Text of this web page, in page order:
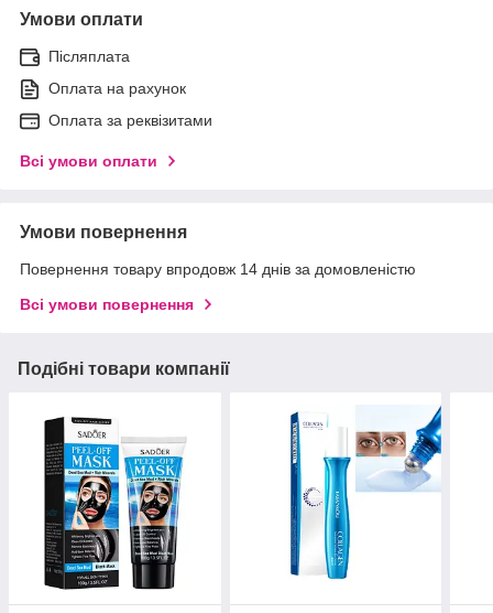
Умови оплати
Післяплата
Оплата на рахунок
Оплата за реквізитами
Всі умови оплати
Умови повернення
Повернення товару впродовж 14 днів за домовленістю
Всі умови повернення
Подібні товари компанії